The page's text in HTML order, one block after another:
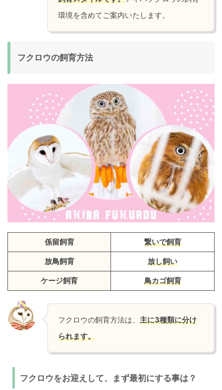
環境を含めてご案内いたします。
フクロウの飼育方法
係留飼育 繋いで飼育
放鳥飼育 放し飼い
ケージ飼育 鳥カゴ飼育
フクロウの飼育方法は、 主に3種類に分け
られます。
フクロウをお迎えして、まず最初にする事は？